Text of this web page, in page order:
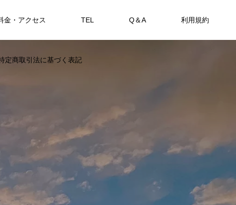
金・アクセス TEL Q＆A 利用規約
定商取引法に基づく表記
アカメを狙おう。